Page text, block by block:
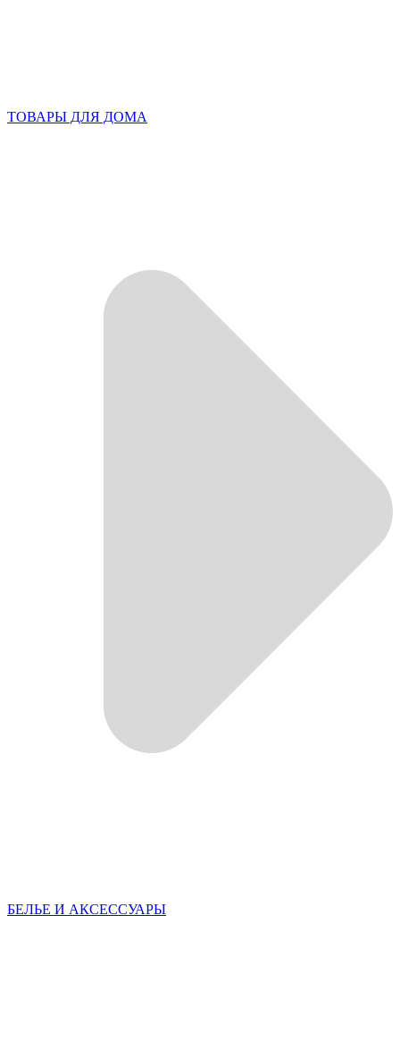
ТОВАРЫ ДЛЯ ДОМА
БЕЛЬЕ И АКСЕССУАРЫ